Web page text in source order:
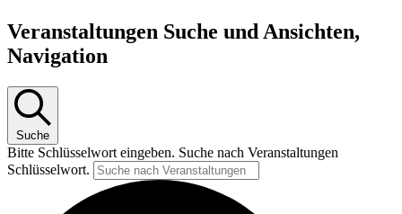
Veranstaltungen
für
Dezember
2025
Veranstaltungen Suche und Ansichten,
Navigation
Suche
Bitte Schlüsselwort eingeben. Suche nach Veranstaltungen
Schlüsselwort.